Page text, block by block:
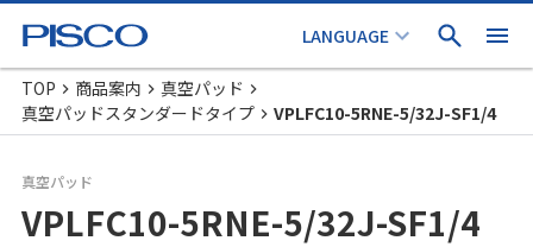
TOP 商品案内
真空パッド
真空パッドスタンダードタイプ
VPLFC10-5RNE-5/32J-SF1/4
真空パッド
VPLFC10-5RNE-5/32J-SF1/4